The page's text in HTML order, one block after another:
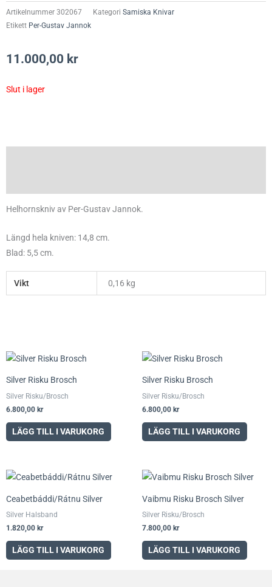
Artikelnummer 302067 Kategori Samiska Knivar
Etikett Per-Gustav Jannok
11.000,00 kr
Slut i lager
Helhornskniv av Per-Gustav Jannok.
Längd hela kniven: 14,8 cm.
Blad: 5,5 cm.
Vikt 0,16 kg
Silver Risku Brosch
Silver Risku/Brosch
6.800,00 kr
LÄGG TILL I VARUKORG
Silver Risku Brosch
Silver Risku/Brosch
6.800,00 kr
LÄGG TILL I VARUKORG
Ceabetbáddi/Rátnu Silver
Silver Halsband
1.820,00 kr
LÄGG TILL I VARUKORG
Vaibmu Risku Brosch Silver
Silver Risku/Brosch
7.800,00 kr
LÄGG TILL I VARUKORG